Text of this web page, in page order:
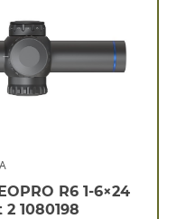
R6 1-6×24
2 1080198